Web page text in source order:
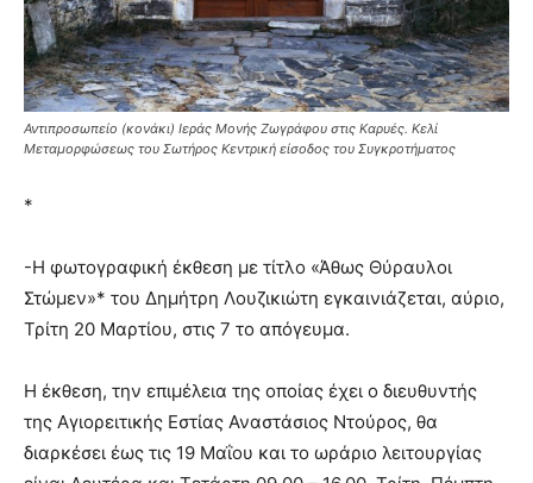
Αντιπροσωπείο (κονάκι) Ιεράς Μονής Ζωγράφου στις Καρυές. Κελί
Μεταμορφώσεως του Σωτήρος Κεντρική είσοδος του Συγκροτήματος
*
-Η φωτογραφική έκθεση με τίτλο «Άθως Θύραυλοι
Στώμεν»* του Δημήτρη Λουζικιώτη εγκαινιάζεται, αύριο,
Τρίτη 20 Μαρτίου, στις 7 το απόγευμα.
Η έκθεση, την επιμέλεια της οποίας έχει ο διευθυντής
της Αγιορειτικής Εστίας Αναστάσιος Ντούρος, θα
διαρκέσει έως τις 19 Μαΐου και το ωράριο λειτουργίας